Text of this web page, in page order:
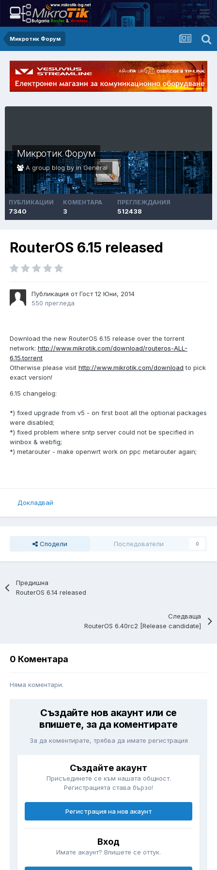
Микротик Форум
Микротик Форум
A group blog by inGeneral
ПУБЛИКАЦИИ
7340
КОМЕНТАРА
3
ПРЕГЛЕЖДАНИЯ
512438
RouterOS 6.15 released
Публикация от Гост12 Юни, 2014
550 прегледа
Download the new RouterOS 6.15 release over the torrent
network: http://www.mikrotik.com/download/routeros-ALL-
6.15.torrent
Otherwise please visit http://www.mikrotik.com/download to pick
exact version!
6.15 changelog:
*) fixed upgrade from v5 - on first boot all the optional packages
were disabled;
*) fixed problem where sntp server could not be specified in
winbox & webfig;
*) metarouter - make openwrt work on ppc metarouter again;
Докладвай
Сподели Последователи 0
Предишна
RouterOS 6.14 released
Следваща
RouterOS 6.40rc2 [Release candidate]
0 Коментара
Няма коментари.
Създайте нов акаунт или се
впишете, за да коментирате
За да коментирате, трябва да имате регистрация
Създайте акаунт
Присъединете се към нашата общност.
Регистрацията става бързо!
Регистрация на нов акаунт
Вход
Имате акаунт? Впишете се оттук.